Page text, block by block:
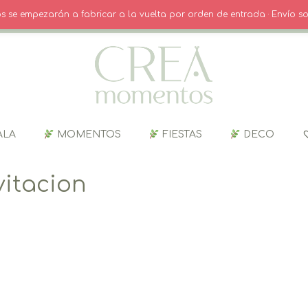
· INICIO SESIÓN / REGISTRO CARRITO
MOMENTOS FIESTAS DECO
empezarán a fabricar a la vuelta por orden de entrada · Envío